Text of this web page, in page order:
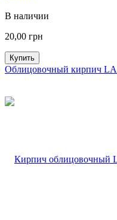
В наличии
20,00 грн
Купить
Облицовочный кирпич